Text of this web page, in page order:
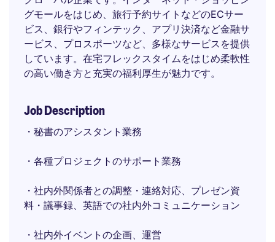
グモールをはじめ、旅行予約サイトなどのECサー
ビス、銀行やフィンテック、アプリ決済など金融サ
ービス、プロスポーツなど、多様なサービスを提供
しています。在宅フレックスタイムをはじめ柔軟性
の高い働き方と充実の福利厚生が魅力です。
Job Description
・秘書のアシスタント業務
・各種プロジェクトのサポート業務
・社内外関係者との調整・連絡対応、プレゼン資
料・議事録、英語での社内外コミュニケーション
・社内外イベントの企画、運営